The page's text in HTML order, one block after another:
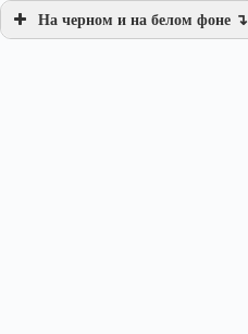
На черном и на белом фоне ↴